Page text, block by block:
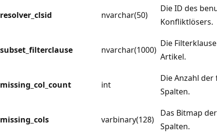
resolver_clsid nvarchar(50)
Die ID des
Konfliktlösers.
subset_filterclause nvarchar(1000)
Die
Artikel.
missing_col_count int
Die Anzahl
Spalten.
missing_cols varbinary(128)
Das Bitmap
Spalten.